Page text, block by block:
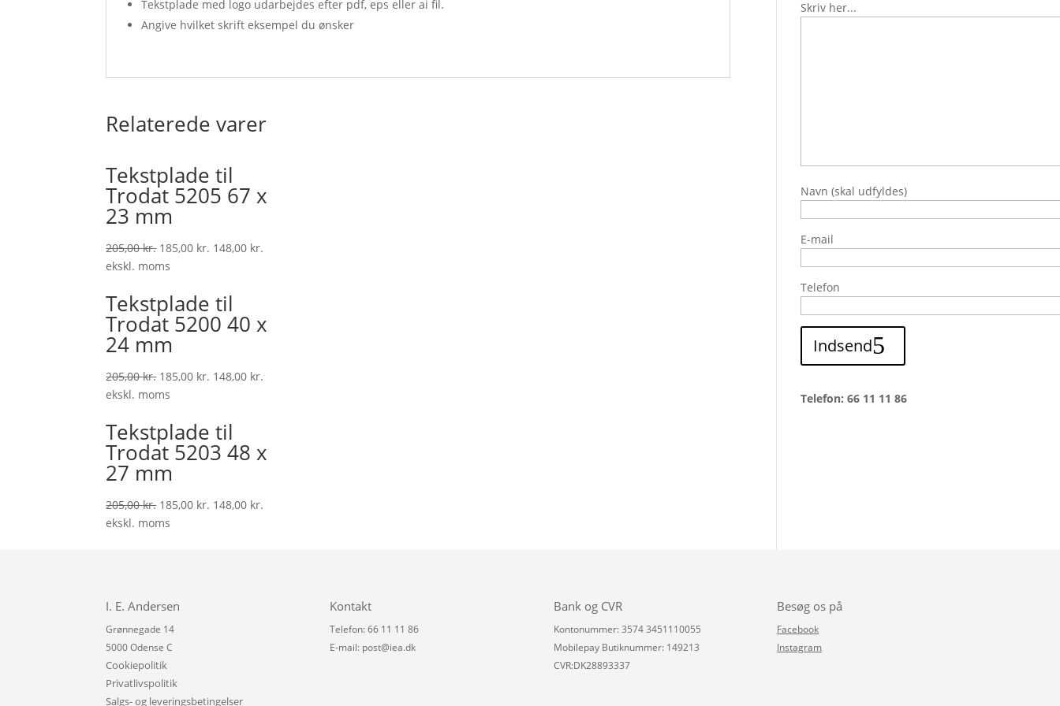
Tekstplade med logo udarbejdes efter pdf, eps eller ai fil.
Angive hvilket skrift eksempeldu ønsker
Relaterede varer
Tekstplade til
Trodat 5205 67 x
23 mm
205,00kr. 185,00 kr. 148,00 kr.
ekskl. moms
Tekstplade til
Trodat 5200 40 x
24 mm
205,00kr. 185,00 kr. 148,00 kr.
ekskl. moms
Tekstplade til
Trodat 5203 48 x
27 mm
205,00kr. 185,00 kr. 148,00 kr.
ekskl. moms
Skriv her...
Navn (skal udfyldes)
E-mail
Telefon
Indsend
Telefon: 66 11 11 86
I. E. Andersen
Grønnegade 14
5000 Odense C
Cookiepolitik
Privatlivspolitik
Salgs- og leveringsbetingelser
Kontakt
Telefon: 66 11 11 86
E-mail: post@iea.dk
Bank og CVR
Kontonummer: 3574 3451110055
Mobilepay Butiknummer: 149213
CVR:DK28893337
Besøg os på
Facebook
Instagram